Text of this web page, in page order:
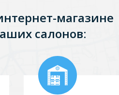
магазине
салонов: